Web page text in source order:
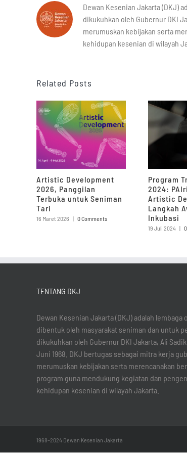
Dewan Kesenian Jakarta (DKJ)
dikukuhkan oleh Gubernur DKI
merumuskan kebijakan serta
kehidupan kesenian di wilayah
Related Posts
Artistic Development
2026, Panggilan
Terbuka untuk Seniman
Tari
16 Maret 2026 | 0 Comments
Program
2024:
Artistic
Langkah
Inkubasi
19 Juli 2024 |
TENTANG DKJ
Dewan Kesenian Jakarta (DKJ) adalah lembaga
dibentuk oleh masyarakat seniman dan untuk
dikukuhkan oleh Gubernur DKI Jakarta, Ali
Juni 1968. DKJ bertugas sebagai mitra kerja
merumuskan kebijakan serta merencanakan
program guna mendukung kegiatan dan
kehidupan kesenian di wilayah Jakarta.
1968–2024 Dewan Kesenian Jakarta